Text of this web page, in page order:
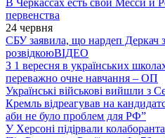
В Черкассах есть свои Месси и
первенства
24 червня
СБУ заявила, що нардеп Деркач
розвідкоюВІДЕО
З 1 вересня в українських
переважно очне навчання – ОП
Українські військові вийшли з
Кремль відреагував на
аби не було проблем для РФ”
У Херсоні підірвали колаборанта